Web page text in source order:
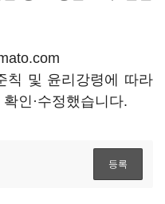
칙 및 윤리강령에 따라
인·수정했습니다.